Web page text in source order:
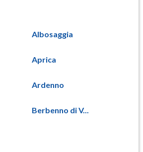
Albosaggia
Aprica
Ardenno
Berbenno di V...